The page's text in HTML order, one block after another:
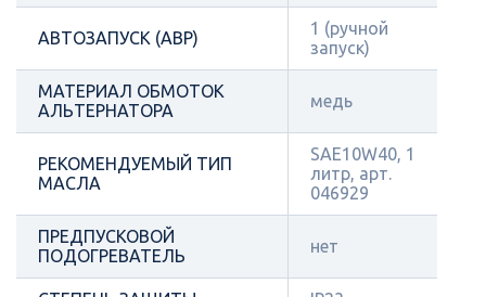
АВТОЗАПУСК (АВР)
1 (ручной
запуск)
МАТЕРИАЛ ОБМОТОК
АЛЬТЕРНАТОРА
медь
РЕКОМЕНДУЕМЫЙ ТИП
МАСЛА
SAE10W40, 1
литр, арт.
046929
ПРЕДПУСКОВОЙ
ПОДОГРЕВАТЕЛЬ
нет